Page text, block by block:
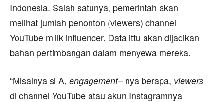
Indonesia. Salah satunya, pemerintah akan
melihat jumlah penonton (viewers) channel
YouTube milik influencer. Data ittu akan dijadikan
bahan pertimbangan dalam menyewa mereka.
“Misalnya si A, engagement– nya berapa, viewers
di channel YouTube atau akun Instagramnya